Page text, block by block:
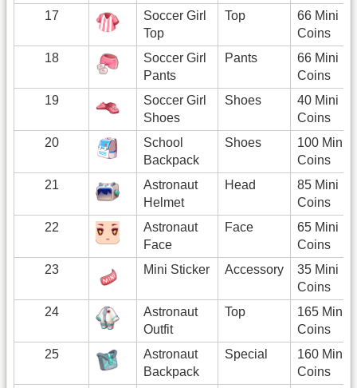
17
Soccer Girl
Top
Top
66 Mini
Coins
18
Soccer Girl
Pants
Pants
66 Mini
Coins
19
Soccer Girl
Shoes
Shoes
40 Mini
Coins
20
School
Backpack
Shoes
100 Mini
Coins
21
Astronaut
Helmet
Head
85 Mini
Coins
22
Astronaut
Face
Face
65 Mini
Coins
23
Mini Sticker Accessory
35 Mini
Coins
24
Astronaut
Outfit
Top
165 Mini
Coins
25
Astronaut
Backpack
Special
160 Mini
Coins